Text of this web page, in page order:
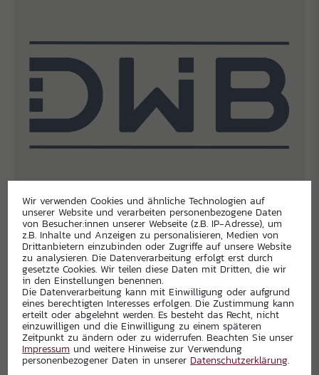
Wir verwenden Cookies und ähnliche Technologien auf
unserer Website und verarbeiten personenbezogene Daten
von Besucher:innen unserer Webseite (z.B. IP-Adresse), um
z.B. Inhalte und Anzeigen zu personalisieren, Medien von
Drittanbietern einzubinden oder Zugriffe auf unsere Website
zu analysieren. Die Datenverarbeitung erfolgt erst durch
gesetzte Cookies. Wir teilen diese Daten mit Dritten, die wir
in den Einstellungen benennen.
Die Datenverarbeitung kann mit Einwilligung oder aufgrund
eines berechtigten Interesses erfolgen. Die Zustimmung kann
erteilt oder abgelehnt werden. Es besteht das Recht, nicht
einzuwilligen und die Einwilligung zu einem späteren
Zeitpunkt zu ändern oder zu widerrufen. Beachten Sie unser
Impressum und weitere Hinweise zur Verwendung
personenbezogener Daten in unserer Daten­schutz­erklärung.